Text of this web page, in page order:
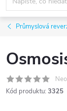
Průmyslová
Kód produktu: 3325